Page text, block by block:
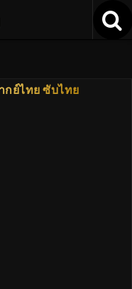
กย์ไทย ซับไทย
2